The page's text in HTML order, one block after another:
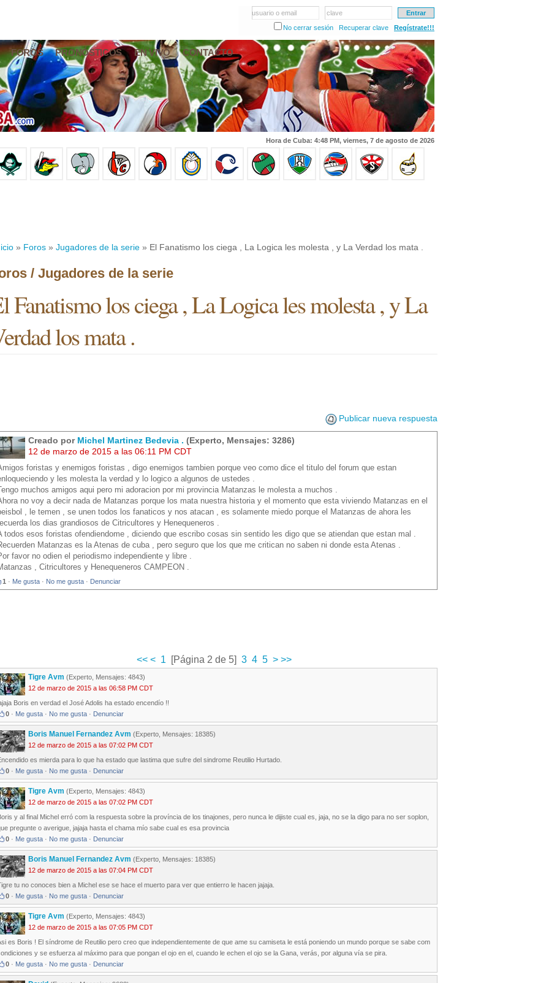
usuario o email
clave
No cerrar sesión
Recuperar clave Regístrate!!!
FOROS PRONÓSTICOS EN VIVO CONTACTO
Hora de Cuba: 4:48 PM, viernes, 7 de agosto de 2026
» Foros » Jugadores de la serie » El Fanatismo los ciega , La Logica les molesta , y La Verdad los mata .
/ Jugadores de la serie
Fanatismo los ciega , La Logica les molesta , y La
los mata .
Publicar nueva respuesta
Creado por Michel Martinez Bedevia . (Experto, Mensajes: 3286)
12 de marzo de 2015 a las 06:11 PM CDT
foristas y enemigos foristas , digo enemigos tambien porque veo como dice el titulo del forum que estan
y les molesta la verdad y lo logico a algunos de ustedes .
muchos amigos aqui pero mi adoracion por mi provincia Matanzas le molesta a muchos .
no voy a decir nada de Matanzas porque los mata nuestra historia y el momento que esta viviendo Matanzas en el
, le temen , se unen todos los fanaticos y nos atacan , es solamente miedo porque el Matanzas de ahora les
los dias grandiosos de Citricultores y Henequeneros .
todos esos foristas ofendiendome , diciendo que escribo cosas sin sentido les digo que se atiendan que estan mal .
Matanzas es la Atenas de cuba , pero seguro que los que me critican no saben ni donde esta Atenas .
favor no odien el periodismo independiente y libre .
, Citricultores y Henequeneros CAMPEON .
1 · Me gusta · No me gusta · Denunciar
<< < 1 [Página 2 de 5] 3 4 5 >>>
Tigre Avm (Experto, Mensajes: 4843)
12 de marzo de 2015 a las 06:58 PM CDT
Boris en verdad el José Adolis ha estado encendío !!
0 · Me gusta · No me gusta · Denunciar
Boris Manuel Fernandez Avm (Experto, Mensajes: 18385)
12 de marzo de 2015 a las 07:02 PM CDT
es mierda para lo que ha estado que lastima que sufre del sindrome Reutilio Hurtado.
0 · Me gusta · No me gusta · Denunciar
Tigre Avm (Experto, Mensajes: 4843)
12 de marzo de 2015 a las 07:02 PM CDT
y al final Michel erró com la respuesta sobre la província de los tinajones, pero nunca le dijiste cual es, jaja, no se la digo para no ser soplon,
pregunte o averigue, jajaja hasta el chama mío sabe cual es esa provincia
0 · Me gusta · No me gusta · Denunciar
Boris Manuel Fernandez Avm (Experto, Mensajes: 18385)
12 de marzo de 2015 a las 07:04 PM CDT
tu no conoces bien a Michel ese se hace el muerto para ver que entierro le hacen jajaja.
0 · Me gusta · No me gusta · Denunciar
Tigre Avm (Experto, Mensajes: 4843)
12 de marzo de 2015 a las 07:05 PM CDT
es Boris ! El síndrome de Reutilio pero creo que independientemente de que ame su camiseta le está poniendo un mundo porque se sabe com
y se esfuerza al máximo para que pongan el ojo en el, cuando le echen el ojo se la Gana, verás, por alguna vía se pira.
0 · Me gusta · No me gusta · Denunciar